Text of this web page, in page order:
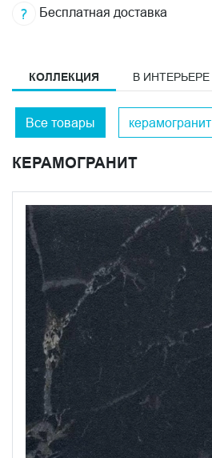
Бесплатная доставка
КОЛЛЕКЦИЯ В ИНТЕРЬЕРЕ
Все товары керамогранит
КЕРАМОГРАНИТ